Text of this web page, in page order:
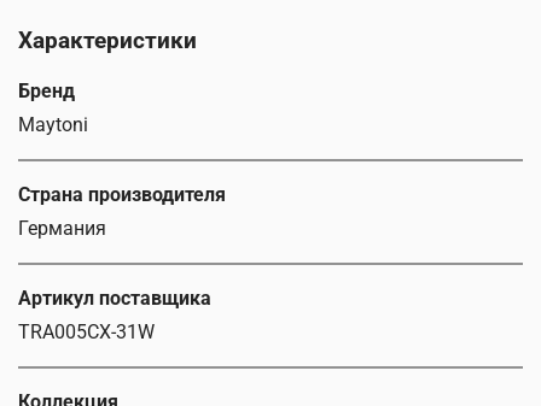
Характеристики
Бренд
Maytoni
Страна производителя
Германия
Артикул поставщика
TRA005CX-31W